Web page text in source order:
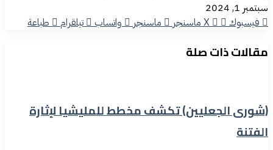
سبتمبر 1, 2024
فيسبوك
‫Xماسنجر ماسنجر واتساب تيلقرام طباعة
مقالات ذات صلة
(شورى الجعليين) تكشف مخطط للمليشيا لإثارة
الفتنة